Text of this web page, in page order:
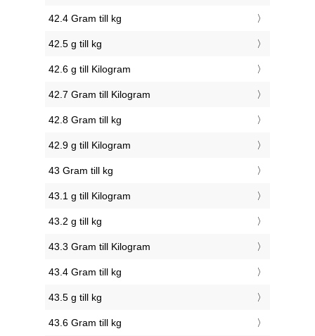
42.4 Gram till kg
42.5 g till kg
42.6 g till Kilogram
42.7 Gram till Kilogram
42.8 Gram till kg
42.9 g till Kilogram
43 Gram till kg
43.1 g till Kilogram
43.2 g till kg
43.3 Gram till Kilogram
43.4 Gram till kg
43.5 g till kg
43.6 Gram till kg